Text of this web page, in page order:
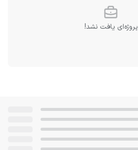
پروژه‌ای یافت نشد!